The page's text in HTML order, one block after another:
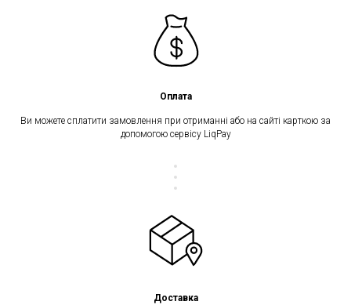
Оплата
Ви можете сплатити замовлення при отриманні або на сайті карткою за
допомогою сервісу LiqPay
Доставка